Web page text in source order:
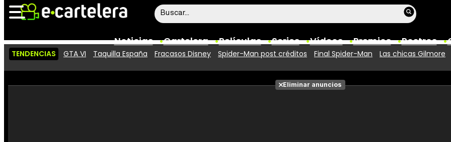
Noticias Cartelera Películas Series Vídeos Premios Rostros
Vídeos
Taquilla Fotos
TENDENCIAS GTA VI Taquilla España Fracasos Disney Spider-Man post créditos Final Spider-Man Las chicas Gilmore
Eliminar anuncios